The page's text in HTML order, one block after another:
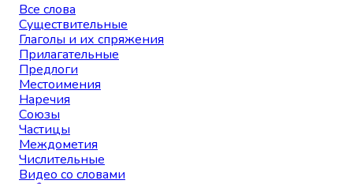
Все слова
Существительные
Глаголы и их спряжения
Прилагательные
Предлоги
Местоимения
Наречия
Союзы
Частицы
Междометия
Числительные
Видео со словами